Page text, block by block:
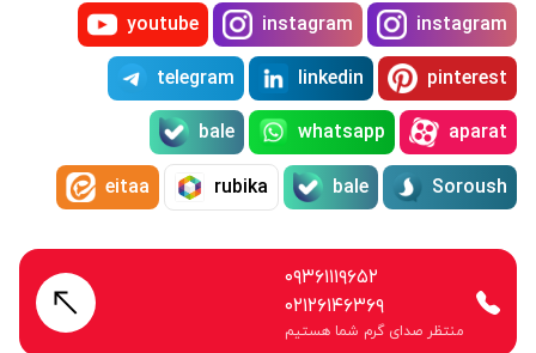
instagram
instagram
youtube
pinterest
linkedin
telegram
aparat
whatsapp
bale
Soroush
bale
rubika
eitaa
۰۹۳۶۱۱۱۹۶۵۲
۰۲۱۲۶۱۴۶۳۶۹
منتظر صدای گرم شما هستیم